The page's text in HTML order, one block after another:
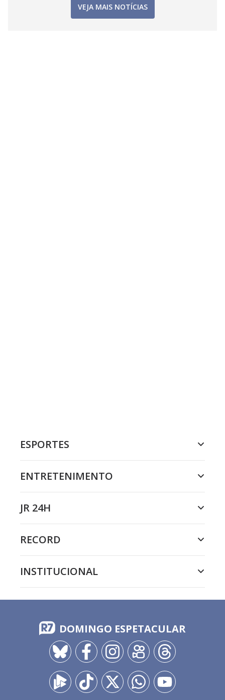
VEJA MAIS NOTÍCIAS
ESPORTES
ENTRETENIMENTO
JR 24H
RECORD
INSTITUCIONAL
DOMINGO ESPETACULAR